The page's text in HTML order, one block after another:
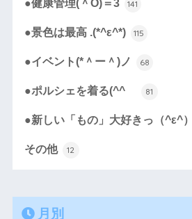
●健康管理(＾O)＝3 141
●景色は最高 .(*^ε^*) 115
●イベント(*＾ー＾)ノ 68
●ポルシェを着る(^^ゞ 81
●新しい「もの」大好きっ（^ε^）
その他 12
月別